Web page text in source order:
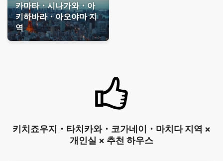
카마타・시나가와・아
키하바라・아오야마 지
역
키치죠우지・타치카와・코가네이・마치다 지역 ×
개인실 × 추천 하우스